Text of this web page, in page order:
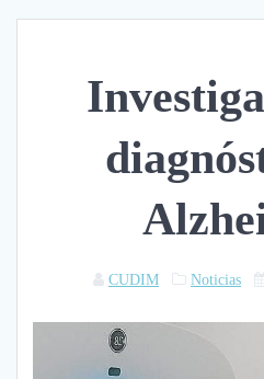
CUDIM Noticias